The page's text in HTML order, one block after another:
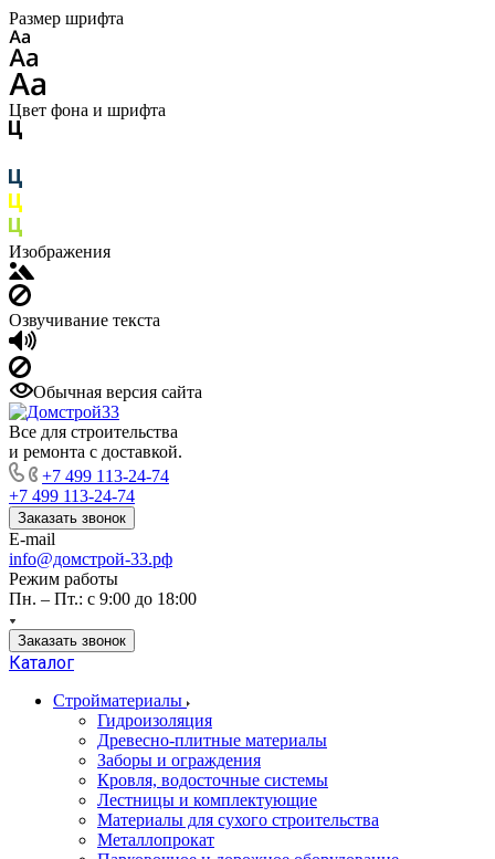
Размер шрифта
Цвет фона и шрифта
Изображения
Озвучивание текста
Обычная версия сайта
Все для строительства
и ремонта с доставкой.
+7 499 113-24-74
+7 499 113-24-74
Заказать звонок
E-mail
info@домстрой-33.рф
Режим работы
Пн. – Пт.: с 9:00 до 18:00
Заказать звонок
Каталог
Стройматериалы
Гидроизоляция
Древесно-плитные материалы
Заборы и ограждения
Кровля, водосточные системы
Лестницы и комплектующие
Материалы для сухого строительства
Металлопрокат